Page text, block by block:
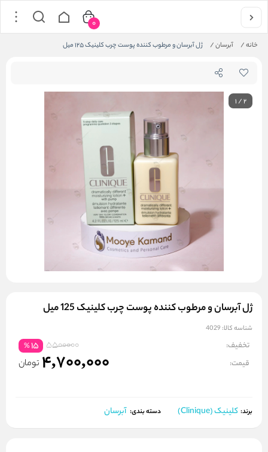
خانه/ آبرسان/ ژل آبرسان و مرطوب کننده پوست چرب کلینیک 125 میل
0
1/2
ژل آبرسان و مرطوب کننده پوست چرب کلینیک 125 میل
شناسه کالا: 4029
تخفیف: 5500000
15
%
قیمت: 4,700,000 تومان
برند: کلینیک (Clinique) دسته بندی: آبرسان